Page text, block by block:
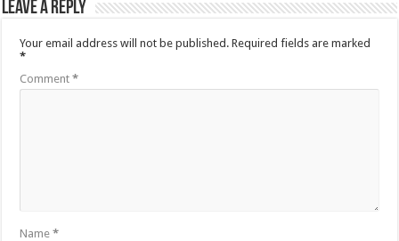
Leave a Reply
Your email address will not be published. Required fields are marked
*
Comment*
Name*